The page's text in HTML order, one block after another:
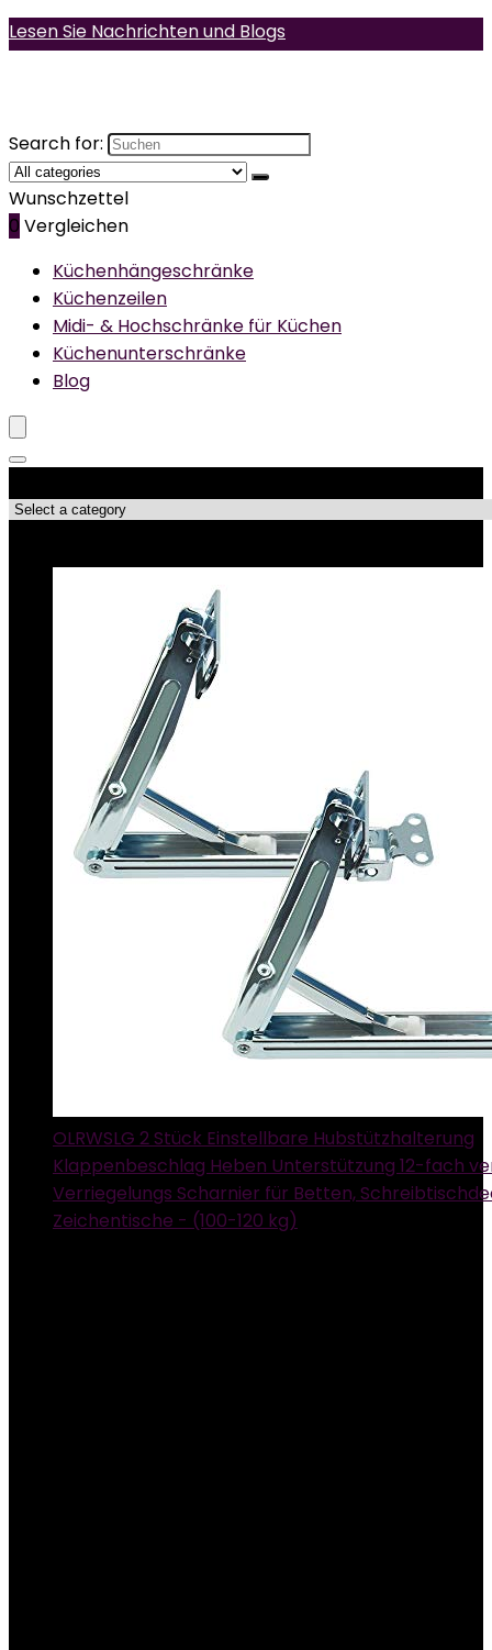
Lesen Sie Nachrichten und Blogs
Search for:
Wunschzettel
0 Vergleichen
Küchenhängeschränke
Küchenzeilen
Midi- & Hochschränke für Küchen
Küchenunterschränke
Blog
OLRWSLG 2 Stück Einstellbare Hubstützhalterung
Klappenbeschlag Heben Unterstützung 12-fach
Verriegelungs Scharnier für Betten,
Zeichentische - (100-120 kg)